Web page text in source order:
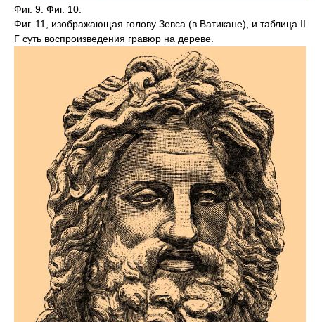
Фиг. 9. Фиг. 10.
Фиг. 11, изображающая голову Зевса (в Ватикане), и таблица II
Г суть воспроизведения гравюр на дереве.